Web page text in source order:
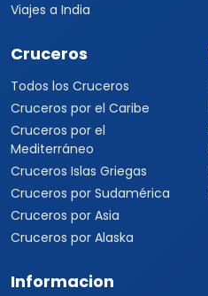
Viajes a India
Cruceros
Todos los Cruceros
Cruceros por el Caribe
Cruceros por el
Mediterráneo
Cruceros Islas Griegas
Cruceros por Sudamérica
Cruceros por Asia
Cruceros por Alaska
Informacion